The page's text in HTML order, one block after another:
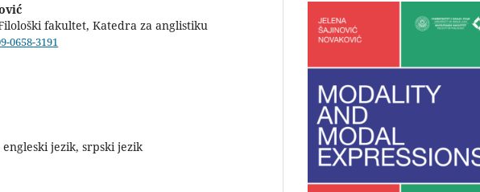
fakultet, Katedra za anglistiku
0658-3191
jezik, srpski jezik